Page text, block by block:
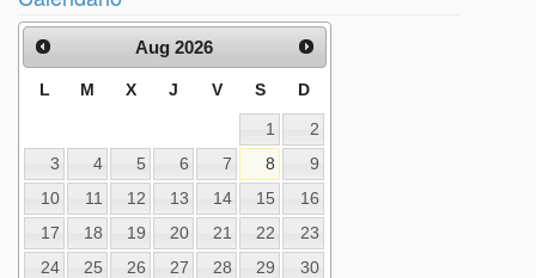
Aug 2026
L M X J V S D
1
2
3
4 5 6 7 8
9
10
11 12 13 14 15
16
17
18 19 20 21 22
23
24
25 26 27 28 29
30